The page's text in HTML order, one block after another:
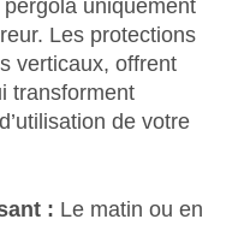
pergola uniquement
Les protections
verticaux, offrent
transforment
de votre
: Le matin ou en